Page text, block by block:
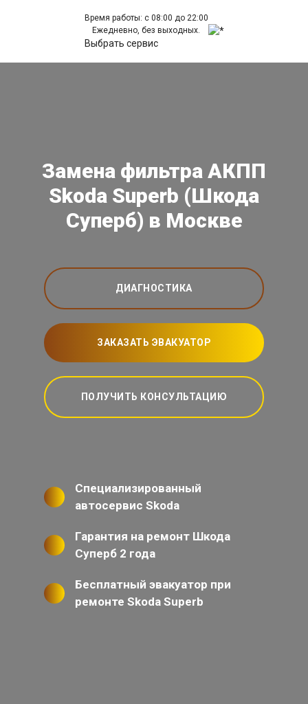
Время работы: с 08:00 до 22:00
Ежедневно, без выходных.
Выбрать сервис
Замена фильтра АКПП
Skoda Superb (Шкода
Суперб) в Москве
ДИАГНОСТИКА
ЗАКАЗАТЬ ЭВАКУАТОР
ПОЛУЧИТЬ КОНСУЛЬТАЦИЮ
Специализированный
автосервис Skoda
Гарантия на ремонт Шкода
Суперб 2 года
Бесплатный эвакуатор при
ремонте Skoda Superb